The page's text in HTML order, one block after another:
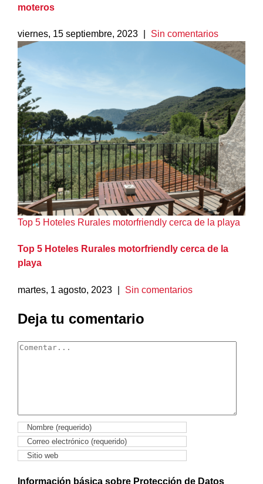
moteros
viernes, 15 septiembre, 2023 Sin comentarios
Top 5 Hoteles Rurales motorfriendly cerca de la playa
Top 5 Hoteles Rurales motorfriendly cerca de la
playa
martes, 1 agosto, 2023 Sin comentarios
Deja tu comentario
Comentar
Información básica sobre Protección de Datos